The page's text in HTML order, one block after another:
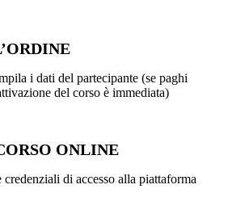
i dati del partecipante (se paghi
del corso è immediata)
ONLINE
di accesso alla piattaforma